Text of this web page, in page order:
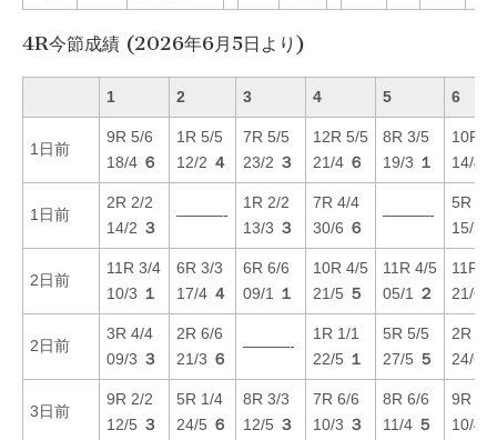
4R今節成績 (2026年6月5日より)
1 2 3 4 5 6
1日前
9R 5/6
18/4 ６
1R 5/5
12/2 ４
7R 5/5
23/2 ３
12R 5/5
21/4 ６
8R 3/5
19/3 １
10R
14/4
1日前
2R 2/2
14/2 ３
———-
1R 2/2
13/3 ３
7R 4/4
30/6 ６
———-
5R 6/6
15/2
2日前
11R 3/4
10/3 １
6R 3/3
17/4 ４
6R 6/6
09/1
１
10R 4/5
21/5 ５
11R 4/5
05/1
２
11R
21/6
2日前
3R 4/4
09/3 ３
2R 6/6
21/3 ６
———-
1R 1/1
22/5 １
5R 5/5
27/5 ５
2R 2/3
24/6
3日前
9R 2/2
12/5 ３
5R 1/4
24/5 ６
8R 3/3
12/5 ３
7R 6/6
10/3 ３
8R 6/6
11/4 ５
9R 3/3
10/4